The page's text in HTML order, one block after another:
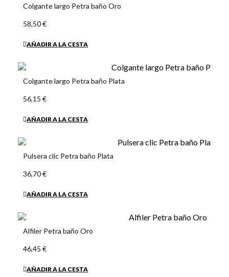
Colgante largo Petra baño Oro
58,50 €
AÑADIR A LA CESTA
Colgante largo Petra baño Plata
56,15 €
AÑADIR A LA CESTA
Pulsera clic Petra baño Plata
36,70 €
AÑADIR A LA CESTA
Alfiler Petra baño Oro
46,45 €
AÑADIR A LA CESTA